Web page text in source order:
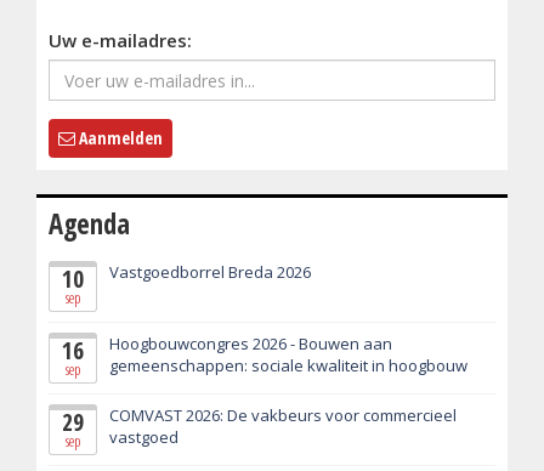
Uw e-mailadres:
Aanmelden
Agenda
10
sep
Vastgoedborrel Breda 2026
16
sep
Hoogbouwcongres 2026 - Bouwen aan
gemeenschappen: sociale kwaliteit in hoogbouw
29
sep
COMVAST 2026: De vakbeurs voor commercieel
vastgoed